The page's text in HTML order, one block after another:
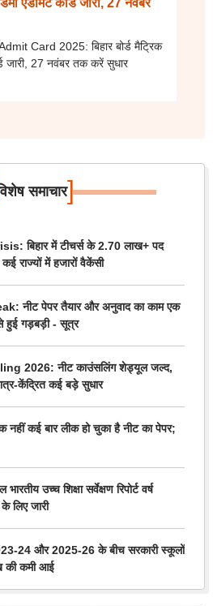
डमी एडमिट कार्ड जारी, 27 नवंबर
Card 2025: बिहार बोर्ड मैट्रिक
जारी, 27 नवंबर तक करें सुधार
समाचार]
बिहार में टीचर्स के 2.70 लाख+ पद
राज्यों में हजारों वैकेंसी
नीट पेपर तैयार और अनुवाद का काम एक
हुई गड़बड़ी - सूत्र
2026: नीट काउंसलिंग शेड्यूल जल्द,
केंद्रित कई बड़े सुधार
कई बार लीक हो चुका है नीट का पेपर;
उच्च शिक्षा सर्वेक्षण रिपोर्ट वर्ष
जारी
24 और 2025-26 के बीच सरकारी स्कूलों
की कमी आई